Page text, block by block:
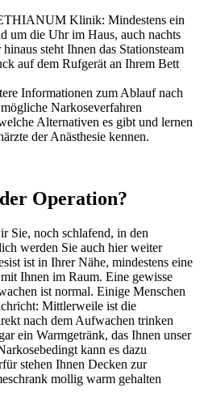
Klinik: Mindestens ein
um die Uhr im Haus, auch nachts
steht Ihnen das Stationsteam
auf dem Rufgerät an Ihrem Bett
Informationen zum Ablauf nach
Narkoseverfahren
Alternativen es gibt und lernen
der Anästhesie kennen.
Operation?
Sie, noch schlafend, in den
werden Sie auch hier weiter
ist in Ihrer Nähe, mindestens eine
Ihnen im Raum. Eine gewisse
ist normal. Einige Menschen
Mittlerweile ist die
nach dem Aufwachen trinken
ein Warmgetränk, das Ihnen unser
kann es dazu
stehen Ihnen Decken zur
mollig warm gehalten